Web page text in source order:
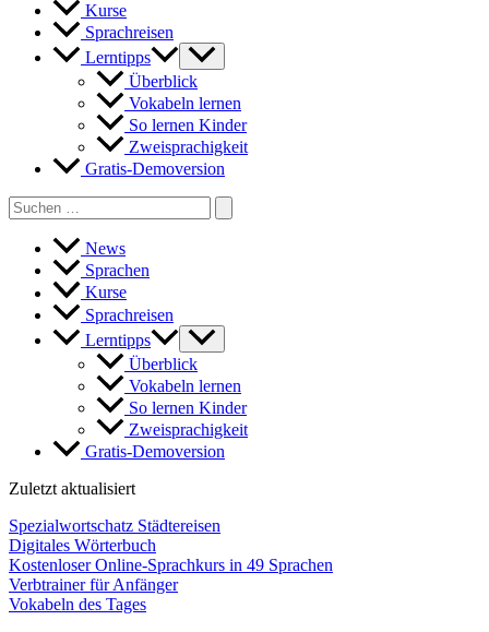
Kurse
Sprachreisen
Lerntipps
Überblick
Vokabeln lernen
So lernen Kinder
Zweisprachigkeit
Gratis-Demoversion
Search
for:
News
Sprachen
Kurse
Sprachreisen
Lerntipps
Überblick
Vokabeln lernen
So lernen Kinder
Zweisprachigkeit
Gratis-Demoversion
Zuletzt aktualisiert
Spezialwortschatz Städtereisen
Digitales Wörterbuch
Kostenloser Online-Sprachkurs in 49 Sprachen
Verbtrainer für Anfänger
Vokabeln des Tages